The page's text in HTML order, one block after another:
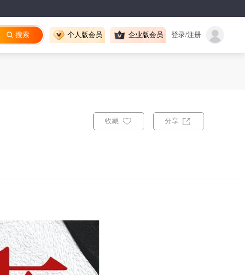
登录/注册
企业版会员
个人版会员
搜索
收藏 分享